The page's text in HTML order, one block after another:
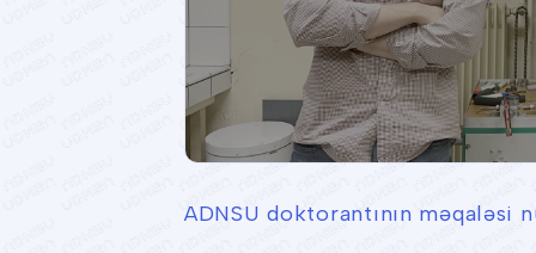
ADNSU doktorantının məqaləsi